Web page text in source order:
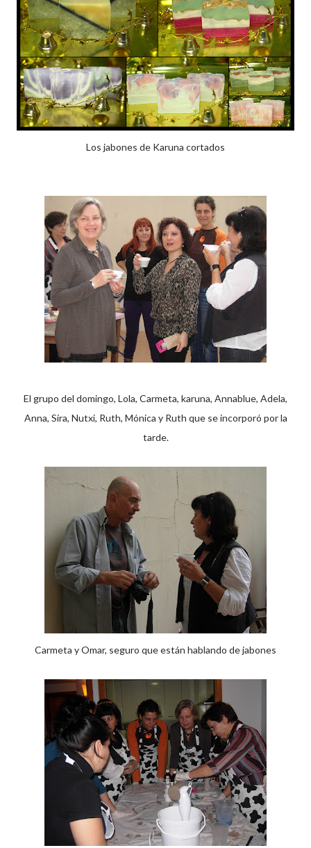
Los jabones de Karuna cortados
El grupo del domingo, Lola, Carmeta, karuna, Annablue, Adela,
Anna, Sira, Nutxi, Ruth, Mónica y Ruth que se incorporó por la
tarde.
Carmeta y Omar, seguro que están hablando de jabones